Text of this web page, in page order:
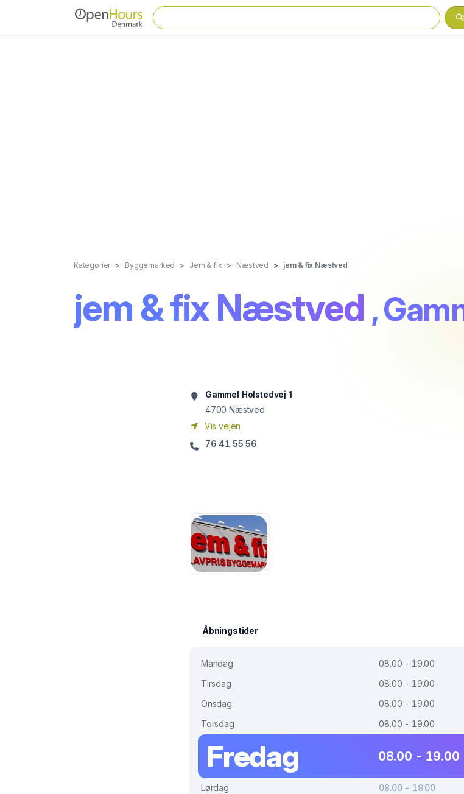
Kategorier Byggemarked Jem & fix Næstved jem & fix Næstved
jem & fix Næstved ,
Gammel Holstedvej 1
4700 Næstved
Vis vejen
76 41 55 56
Åbningstider
Mandag
08.00 - 19.00
Tirsdag
08.00 - 19.00
Onsdag
08.00 - 19.00
Torsdag
08.00 - 19.00
Fredag 08.00 - 19.00
Lørdag
08.00 - 19.00